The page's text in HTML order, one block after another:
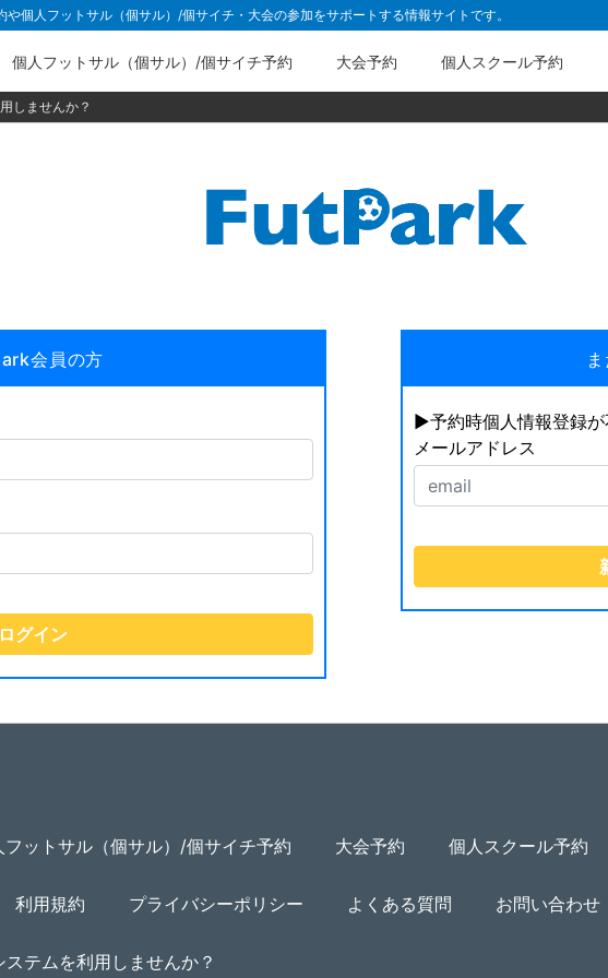
個人フットサル（個サル）/個サイチ・大会の参加をサポートする情報サイトです。
個人フットサル（個サル）/個サイチ予約 大会予約 個人スクール予約
しませんか？
会員の方
▶︎予約時個人情報登録
メールアドレス
フットサル（個サル）/個サイチ予約 大会予約 個人スクール予約
利用規約 プライバシーポリシー よくある質問 お問い合わせ
テムを利用しませんか？